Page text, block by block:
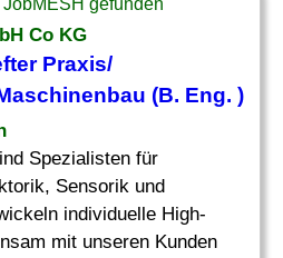
gefunden
Co KG
Praxis/
(B. Eng. )
Spezialisten für
Sensorik und
individuelle High-
mit unseren Kunden